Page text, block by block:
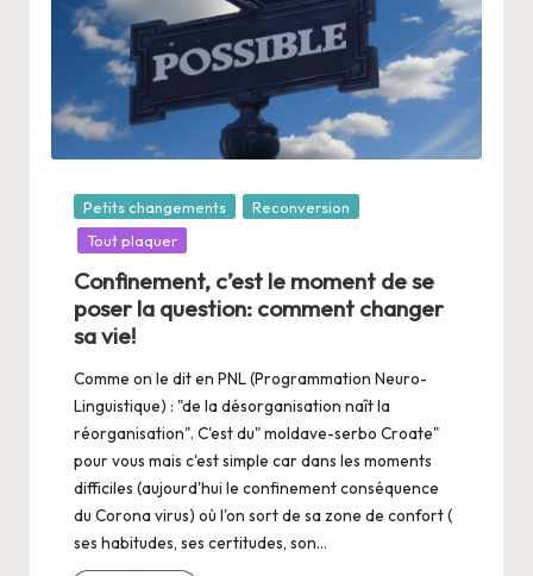
Posté
dans
Petits changements
Reconversion
Tout plaquer
Confinement, c’est le moment de se
poser la question: comment changer
sa vie!
Comme on le dit en PNL (Programmation Neuro-
Linguistique) : "de la désorganisation naît la
réorganisation". C'est du" moldave-serbo Croate"
pour vous mais c'est simple car dans les moments
difficiles (aujourd'hui le confinement conséquence
du Corona virus) où l'on sort de sa zone de confort (
ses habitudes, ses certitudes, son…